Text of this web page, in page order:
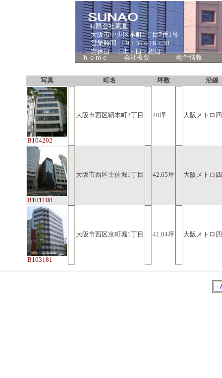
ｈｏｍｅ 会社概要 物件情報
写真 町名 坪数 沿線
B104202
大阪市西区靭本町2丁目 40坪 大阪メトロ
B101108
大阪市西区土佐堀1丁目 42.05坪 大阪メトロ
B103181
大阪市西区京町堀1丁目 41.04坪 大阪メトロ
有限会社素直
大阪市中央区本町1丁目7番1号
営業時間 ：9：30～18：30
定休日 ：土・日・祝日
-